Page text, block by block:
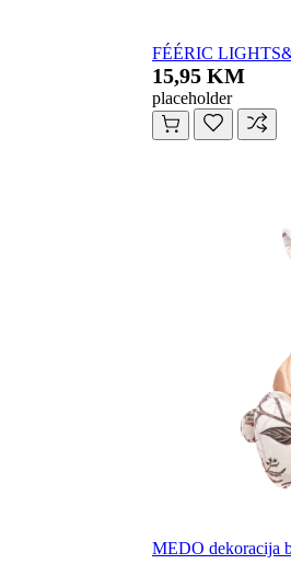
FÉÉRIC
15,95 KM
placeholder
MEDO dekoracija